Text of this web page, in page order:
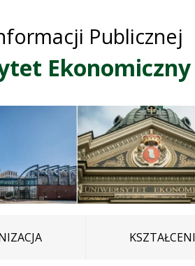
Przejdź
Przejdź
Publicznej